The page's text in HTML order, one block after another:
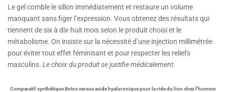
Le gel comble le sillon immédiatement et restaure un volume
manquant sans figer l’expression. Vous obtenez des résultats qui
tiennent de six à dix-huit mois selon le produit choisi et le
métabolisme. On insiste sur la nécessité d’une injection millimétrée
pour éviter tout effet féminisant et pour respecter les reliefs
masculins. Le choix du produit se justifie médicalement.
Comparatif synthétique Botox versus acide hyaluronique pour la ride du lion chez l’homme